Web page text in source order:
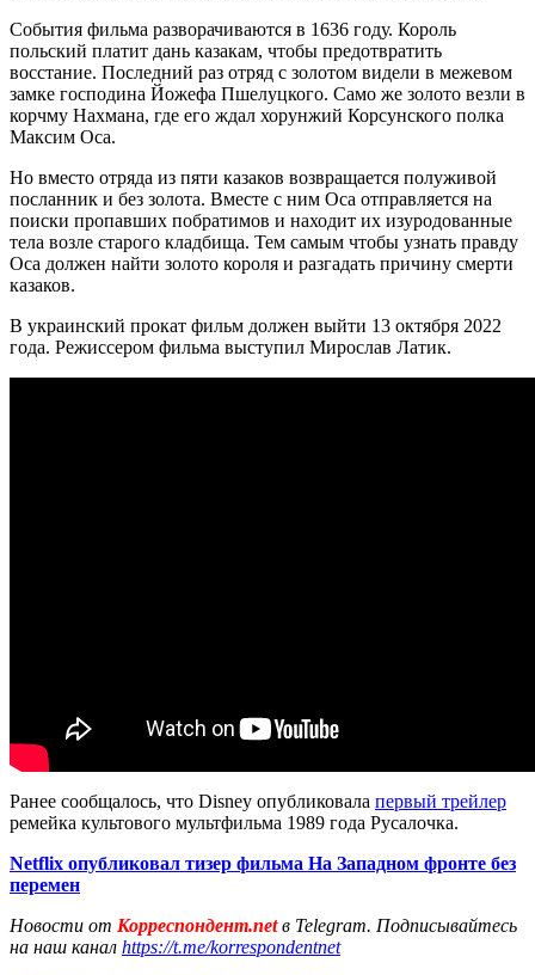
События фильма разворачиваются в 1636 году. Король
польский платит дань казакам, чтобы предотвратить
восстание. Последний раз отряд с золотом видели в межевом
замке господина Йожефа Пшелуцкого. Само же золото везли в
корчму Нахмана, где его ждал хорунжий Корсунского полка
Максим Оса.
Но вместо отряда из пяти казаков возвращается полуживой
посланник и без золота. Вместе с ним Оса отправляется на
поиски пропавших побратимов и находит их изуродованные
тела возле старого кладбища. Тем самым чтобы узнать правду
Оса должен найти золото короля и разгадать причину смерти
казаков.
В украинский прокат фильм должен выйти 13 октября 2022
года. Режиссером фильма выступил Мирослав Латик.
Ранее сообщалось, что Disney опубликовала первый трейлер
ремейка культового мультфильма 1989 года Русалочка.
Netflix опубликовал тизер фильма На Западном фронте без
перемен
Новости от Корреспондент.netв Telegram. Подписывайтесь
на наш канал https://t.me/korrespondentnet